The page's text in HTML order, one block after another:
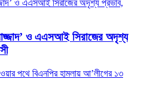
ও এএসআই সিরাজের অদৃশ্য